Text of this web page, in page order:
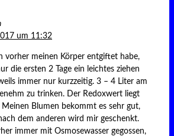
um 11:32
vorher meinen Körper entgiftet habe,
die ersten 2 Tage ein leichtes ziehen
immer nur kurzzeitig. 3 – 4 Liter am
zu trinken. Der Redoxwert liegt
Meinen Blumen bekommt es sehr gut,
dem anderen wird mir geschenkt.
immer mit Osmosewasser gegossen,